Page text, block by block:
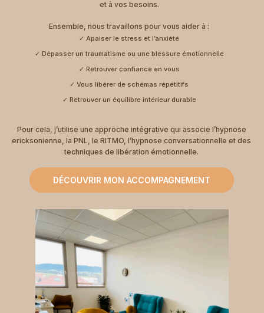
et à vos besoins.
Ensemble, nous travaillons pour vous aider à :
✓ Apaiser le stress et l’anxiété
✓ Dépasser un traumatisme ou une blessure émotionnelle
✓ Retrouver confiance en vous
✓ Vous libérer de schémas répétitifs
✓ Retrouver un équilibre intérieur durable
Pour cela, j’utilise une approche intégrative qui associe l’hypnose
ericksonienne, la PNL, le RITMO, l’hypnose conversationnelle et des
techniques de libération émotionnelle.
DÉCOUVRIR MON ACCOMPAGNEMENT